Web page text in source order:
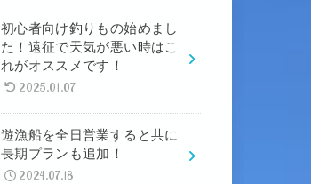
初心者向け釣りもの始めまし
た！遠征で天気が悪い時はこ
れがオススメです！
2025.01.07
遊漁船を全日営業すると共に
長期プランも追加！
2024.07.18